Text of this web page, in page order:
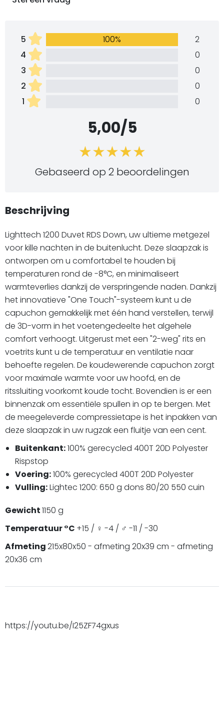
5 100%
2
4
0
3
0
2
0
1
0
5,00/5
Gebaseerd op 2 beoordelingen
Beschrijving
Lighttech 1200 Duvet RDS Down, uw ultieme metgezel
voor kille nachten in de buitenlucht. Deze slaapzak is
ontworpen om u comfortabel te houden bij
temperaturen rond de -8°C, en minimaliseert
warmteverlies dankzij de verspringende naden. Dankzij
het innovatieve "One Touch"-systeem kunt u de
capuchon gemakkelijk met één hand verstellen, terwijl
de 3D-vorm in het voetengedeelte het algehele
comfort verhoogt. Uitgerust met een "2-weg" rits en
voetrits kunt u de temperatuur en ventilatie naar
behoefte regelen. De koudewerende capuchon zorgt
voor maximale warmte voor uw hoofd, en de
ritssluiting voorkomt koude tocht. Bovendien is er een
binnenzak om essentiële spullen in op te bergen. Met
de meegeleverde compressietape is het inpakken van
deze slaapzak in uw rugzak een fluitje van een cent.
Buitenkant:100% gerecycled 400T 20D Polyester
Rispstop
Voering:100% gerecycled 400T 20D Polyester
Vulling:Lightec 1200: 650 g dons 80/20 550 cuin
Gewicht1150 g
Temperatuur °C +15 / ♀ -4 / ♂ -11 / -30
Afmeting215x80x50 - afmeting 20x39 cm - afmeting
20x36 cm
https://youtu.be/I25ZF74gxus